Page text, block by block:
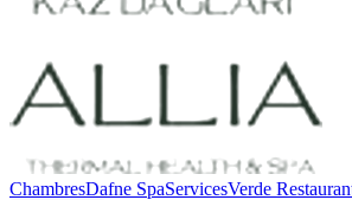
ChambresDafne SpaServicesVerde